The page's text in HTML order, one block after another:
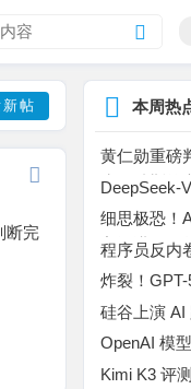
索
帖
断完
本周热
黄仁勋重磅
克！特斯拉
DeepSeek-
百万上下文
涨
细思极恐！
主撒谎、作
程序员反内
所有代码自
炸裂！
侵 Hugging
硅谷上演 AI
博弈升温
OpenAI 模
Hugging
Kimi K3 评